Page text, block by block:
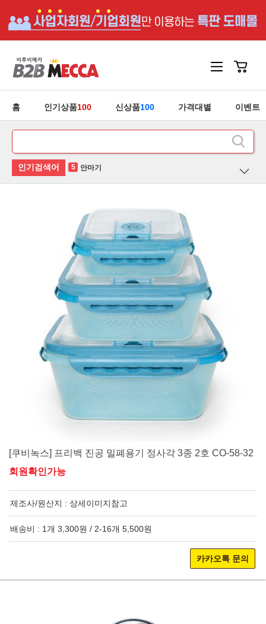
홈 인기상품100 신상품100 가격대별 이벤트
1 홍삼
2
청소기
5 안마기
[쿠비녹스] 프리백 진공 밀폐용기 정사각 3종 2호 CO-58-32
회원확인가능
제조사/원산지 : 상세이미지참고
배송비 : 1개 3,300원 / 2-16개 5,500원
카카오톡 문의